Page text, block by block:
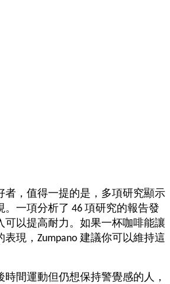
者，值得一提的是，多項研究顯示
。一項分析了 46 項研究的報告發
可以提高耐力。如果一杯咖啡能讓
現，Zumpano 建議你可以維持這
間運動但仍想保持警覺感的人，